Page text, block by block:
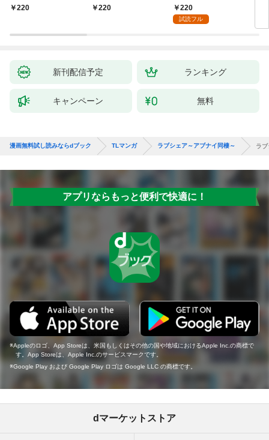
リートくん むさぼりエ
220
晩中えっちしてる【TL
220
220
試読フル
た
新刊配信予定 ランキング
キャンペーン 無料
漫画無料試し読みならdブック TLマンガ ラブシェア～アブナイ同棲～ ラ
アプリならもっと便利で快適に！
Appleのロゴ、App Storeは、米国もしくはその他の国や地域におけるApple Inc.の商標で
す。App Storeは、Apple Inc.のサービスマークです。
Google Play および Google Play ロゴは Google LLC の商標です。
dマーケットストア